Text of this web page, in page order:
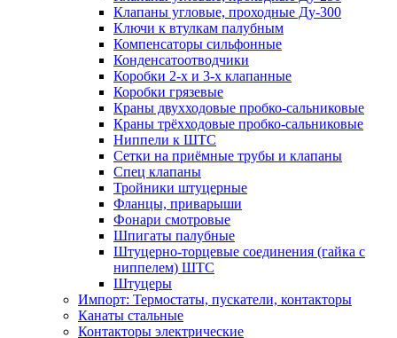
Клапаны угловые, проходные Ду-300
Ключи к втулкам палубным
Компенсаторы сильфонные
Конденсатоотводчики
Коробки 2-х и 3-х клапанные
Коробки грязевые
Краны двухходовые пробко-сальниковые
Краны трёхходовые пробко-сальниковые
Ниппели к ШТС
Сетки на приёмные трубы и клапаны
Спец клапаны
Тройники штуцерные
Фланцы, приварыши
Фонари смотровые
Шпигаты палубные
Штуцерно-торцевые соединения (гайка с
ниппелем) ШТС
Штуцеры
Импорт: Термостаты, пускатели, контакторы
Канаты стальные
Контакторы электрические